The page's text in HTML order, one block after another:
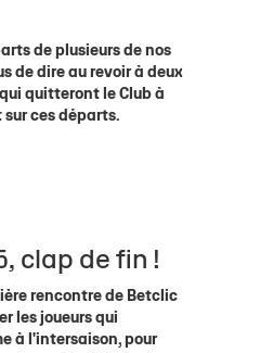
de plusieurs de nos
de dire au revoir à deux
quitteront le Club à
ces départs.
clap de fin !
rencontre de Betclic
les joueurs qui
à l'intersaison, pour